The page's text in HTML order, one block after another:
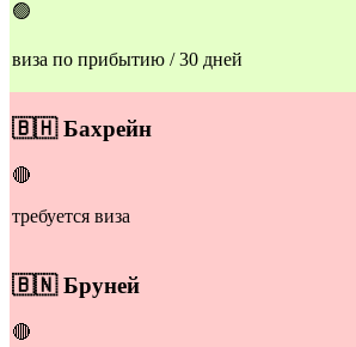
🟢
виза по прибытию / 30 дней
🇧🇭Бахрейн
🔴
требуется виза
🇧🇳Бруней
🔴